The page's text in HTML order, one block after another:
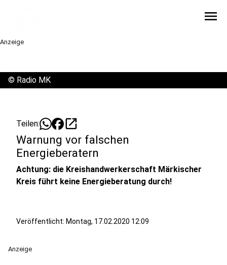
menu
Anzeige
© Radio MK
Teilen: open_in_new
Warnung vor falschen
Energieberatern
Achtung: die Kreishandwerkerschaft Märkischer
Kreis führt keine Energieberatung durch!
Veröffentlicht: Montag, 17.02.2020 12:09
Anzeige